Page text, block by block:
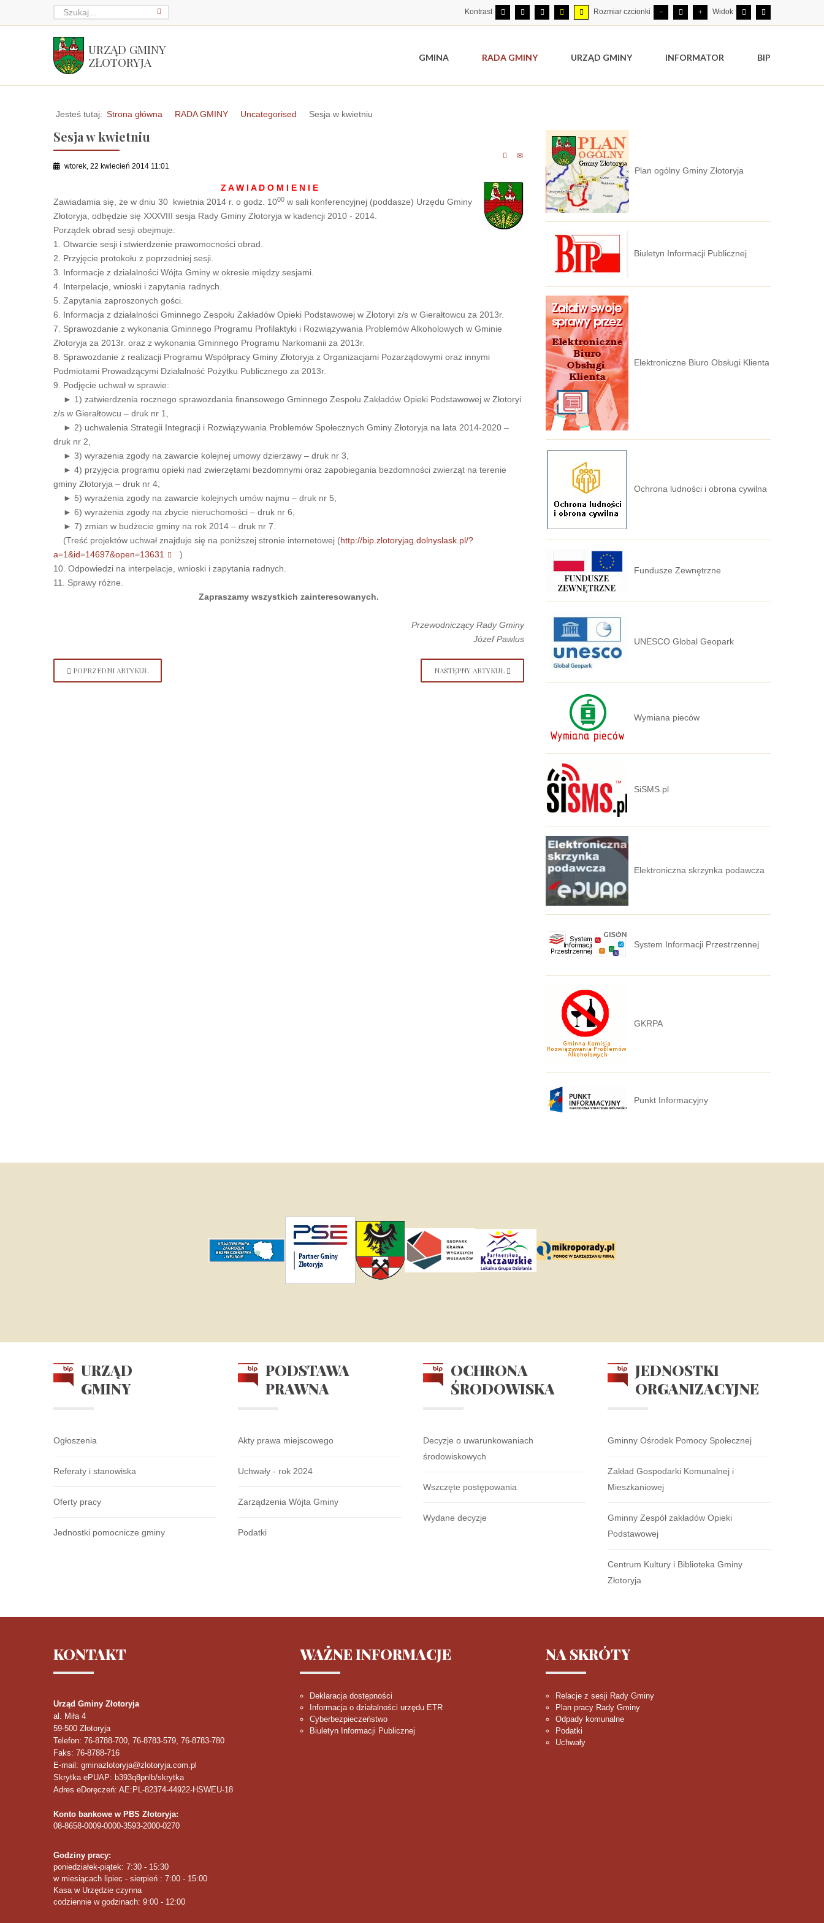
Kontrast Rozmiar czcionki Widok
URZĄD GMINY
ZŁOTORYJA
GMINA RADA GMINY URZĄD GMINY INFORMATOR BIP
Jesteś tutaj: Strona główna RADA GMINY Uncategorised Sesja w kwietniu
Sesja w kwietniu
wtorek, 22 kwiecień 2014 11:01
Z A W I A D O M I E N I E
Zawiadamia się, że w dniu 30 kwietnia 2014 r. o godz. 1000 w sali konferencyjnej (poddasze) Urzędu Gminy
Złotoryja, odbędzie się XXXVIII sesja Rady Gminy Złotoryja w kadencji 2010 - 2014.
Porządek obrad sesji obejmuje:
1. Otwarcie sesji i stwierdzenie prawomocności obrad.
2. Przyjęcie protokołu z poprzedniej sesji.
3. Informacje z działalności Wójta Gminy w okresie między sesjami.
4. Interpelacje, wnioski i zapytania radnych.
5. Zapytania zaproszonych gości.
6. Informacja z działalności Gminnego Zespołu Zakładów Opieki Podstawowej w Złotoryi z/s w Gierałtowcu za 2013r.
7. Sprawozdanie z wykonania Gminnego Programu Profilaktyki i Rozwiązywania Problemów Alkoholowych w Gminie
Złotoryja za 2013r. oraz z wykonania Gminnego Programu Narkomanii za 2013r.
8. Sprawozdanie z realizacji Programu Współpracy Gminy Złotoryja z Organizacjami Pozarządowymi oraz innymi
Podmiotami Prowadzącymi Działalność Pożytku Publicznego za 2013r.
9. Podjęcie uchwał w sprawie:
► 1) zatwierdzenia rocznego sprawozdania finansowego Gminnego Zespołu Zakładów Opieki Podstawowej w Złotoryi
z/s w Gierałtowcu – druk nr 1,
► 2) uchwalenia Strategii Integracji i Rozwiązywania Problemów Społecznych Gminy Złotoryja na lata 2014-2020 –
druk nr 2,
► 3) wyrażenia zgody na zawarcie kolejnej umowy dzierżawy – druk nr 3,
► 4) przyjęcia programu opieki nad zwierzętami bezdomnymi oraz zapobiegania bezdomności zwierząt na terenie
gminy Złotoryja – druk nr 4,
► 5) wyrażenia zgody na zawarcie kolejnych umów najmu – druk nr 5,
► 6) wyrażenia zgody na zbycie nieruchomości – druk nr 6,
► 7) zmian w budżecie gminy na rok 2014 – druk nr 7.
(Treść projektów uchwał znajduje się na poniższej stronie internetowej (http://bip.zlotoryjag.dolnyslask.pl/?
a=1&id=14697&open=13631
)
10. Odpowiedzi na interpelacje, wnioski i zapytania radnych.
11. Sprawy różne.
Zapraszamy wszystkich zainteresowanych.
Przewodniczący Rady Gminy
Józef Pawlus
POPRZEDNI ARTYKUŁ NASTĘPNY ARTYKUŁ
Plan ogólny Gminy Złotoryja
Biuletyn Informacji Publicznej
Elektroniczne Biuro Obsługi Klienta
Ochrona ludności i obrona cywilna
Fundusze Zewnętrzne
UNESCO Global Geopark
Wymiana pieców
SiSMS.pl
Elektroniczna skrzynka podawcza
System Informacji Przestrzennej
GKRPA
Punkt Informacyjny
URZĄD
GMINY
Ogłoszenia
Referaty i stanowiska
Oferty pracy
Jednostki pomocnicze gminy
PODSTAWA
PRAWNA
Akty prawa miejscowego
Uchwały - rok 2024
Zarządzenia Wójta Gminy
Podatki
OCHRONA
ŚRODOWISKA
Decyzje o uwarunkowaniach
środowiskowych
Wszczęte postępowania
Wydane decyzje
JEDNOSTKI
ORGANIZACYJNE
Gminny Ośrodek Pomocy Społecznej
Zakład Gospodarki Komunalnej i
Mieszkaniowej
Gminny Zespół zakładów Opieki
Podstawowej
Centrum Kultury i Biblioteka Gminy
Złotoryja
KONTAKT
Urząd Gminy Złotoryja
al. Miła 4
59-500 Złotoryja
Telefon: 76-8788-700, 76-8783-579, 76-8783-780
Faks: 76-8788-716
E-mail: gminazlotoryja@zlotoryja.com.pl
Skrytka ePUAP: b393q8pnlb/skrytka
Adres eDoręczeń: AE:PL-82374-44922-HSWEU-18
Konto bankowe w PBS Złotoryja:
08-8658-0009-0000-3593-2000-0270
Godziny pracy:
poniedziałek-piątek: 7:30 - 15:30
w miesiącach lipiec - sierpień : 7:00 - 15:00
Kasa w Urzędzie czynna
codziennie w godzinach: 9:00 - 12:00
WAŻNEINFORMACJE
Deklaracja dostępności
Informacja o działalności urzędu ETR
Cyberbezpieczeństwo
Biuletyn Informacji Publicznej
NA SKRÓTY
Relacje z sesji Rady Gminy
Plan pracy Rady Gminy
Odpady komunalne
Podatki
Uchwały